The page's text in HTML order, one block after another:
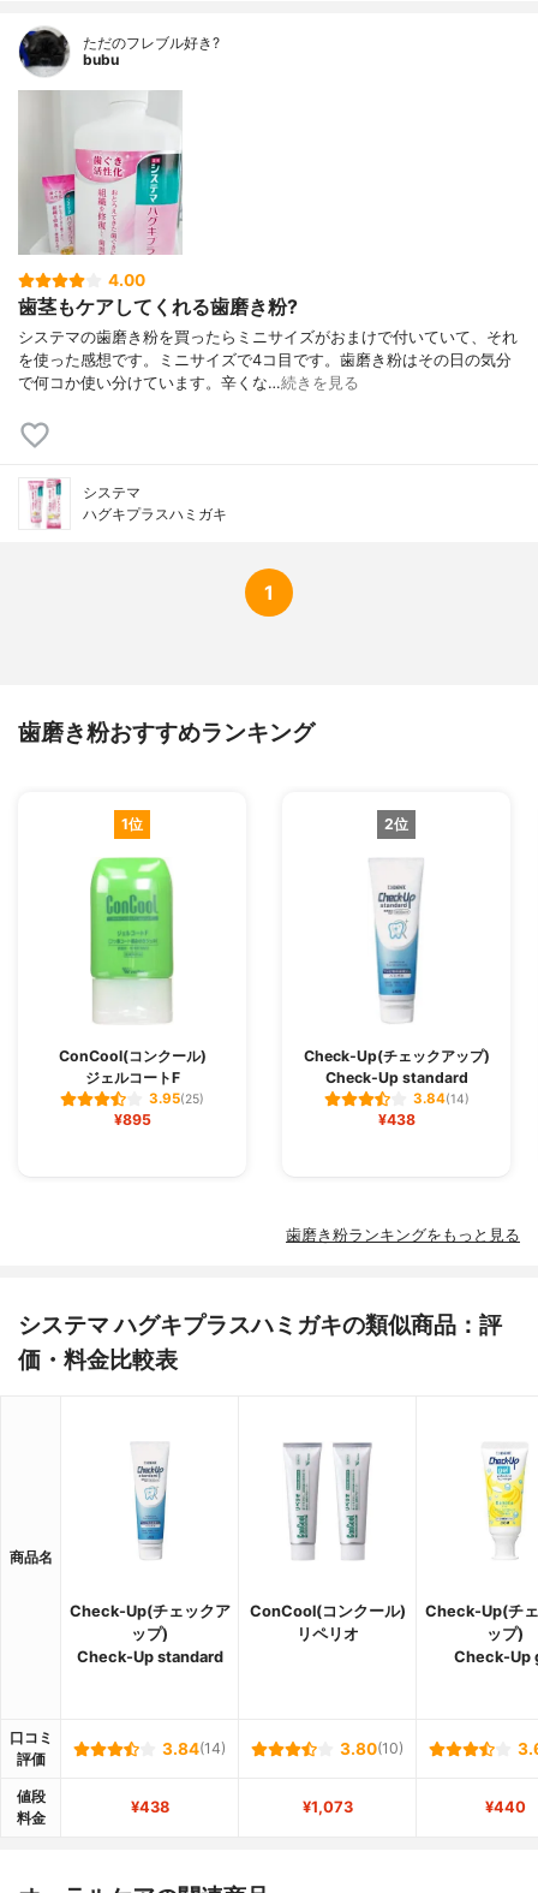
ただのフレブル好き?
bubu
4.00
歯茎もケアしてくれる歯磨き粉?
システマの歯磨き粉を買ったらミニサイズがおまけで付いていて、それ
を使った感想です。ミニサイズで4コ目です。歯磨き粉はその日の気分
で何コか使い分けています。辛くな…続きを見る
システマ
ハグキプラスハミガキ
1
歯磨き粉おすすめランキング
1位
ConCool(コンクール)
ジェルコートF
3.95(25)
¥895
2位
Check-Up(チェックアップ)
Check-Up standard
3.84(14)
¥438
歯磨き粉ランキングをもっと見る
システマ ハグキプラスハミガキの類似商品：評
価・料金比較表
商品名
Check-Up(チェックア
ップ)
Check-Up standard
ConCool(コンクール)
リペリオ
Check-Up(チ
ップ)
Check-Up
口コミ
評価
3.84(14) 3.80(10)
値段
料金
¥438 ¥1,073 ¥440